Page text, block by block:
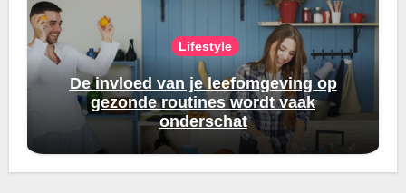
Lifestyle
De invloed van je leefomgeving op
gezonde routines wordt vaak
onderschat